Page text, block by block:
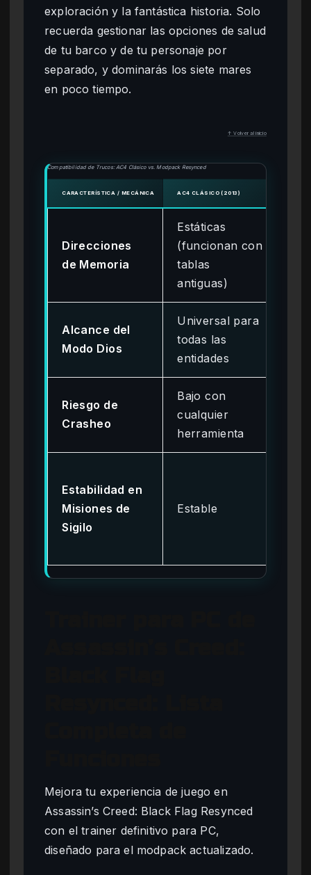
exploración y la fantástica historia. Solo
recuerda gestionar las opciones de salud
de tu barco y de tu personaje por
separado, y dominarás los siete mares
en poco tiempo.
↑ Volver al inicio
Compatibilidad de Trucos: AC4 Clásico vs. Modpack Resynced
CARACTERÍSTICA / MECÁNICA AC4 CLÁSICO (2013)
Direcciones
de Memoria
Estáticas
(funcionan con
tablas
antiguas)
Alcance del
Modo Dios
Universal para
todas las
entidades
Riesgo de
Crasheo
Bajo con
cualquier
herramienta
Estabilidad en
Misiones de
Sigilo
Estable
Mejora tu experiencia de juego en
Assassin’s Creed: Black Flag Resynced
con el trainer definitivo para PC,
diseñado para el modpack actualizado.